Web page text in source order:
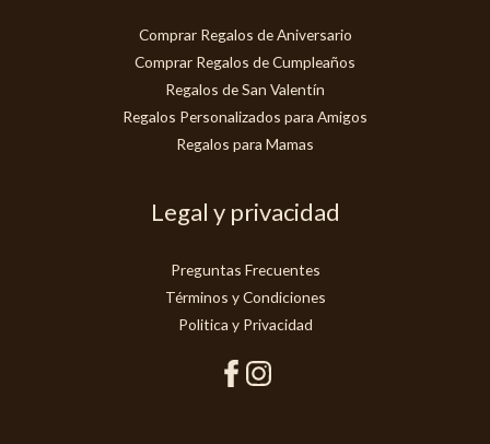
Comprar Regalos de Aniversario
Comprar Regalos de Cumpleaños
Regalos de San Valentín
Regalos Personalizados para Amigos
Regalos para Mamas
Legal y privacidad
Preguntas Frecuentes
Términos y Condiciones
Politica y Privacidad